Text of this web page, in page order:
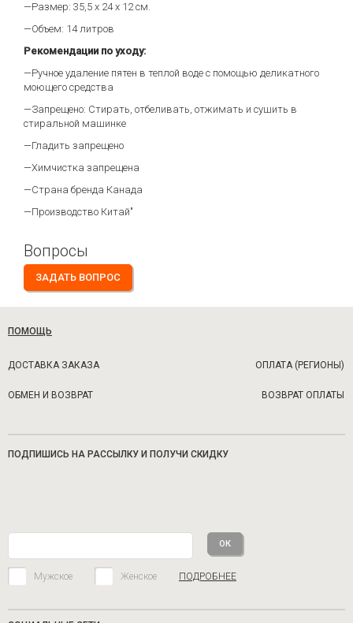
—Размер: 35,5 х 24 х 12 см.
—Объем: 14 литров
Рекомендации по уходу:
—Ручное удаление пятен в теплой воде с помощью деликатного
моющего средства
—Запрещено: Стирать, отбеливать, отжимать и сушить в
стиральной машинке
—Гладить запрещено
—Химчистка запрещена
—Страна бренда Канада
—Производство Китай"
Вопросы
ЗАДАТЬ ВОПРОС
ПОМОЩЬ
ДОСТАВКА ЗАКАЗА ОПЛАТА (РЕГИОНЫ)
ОБМЕН И ВОЗВРАТ ВОЗВРАТ ОПЛАТЫ
ПОДПИШИСЬ НА РАССЫЛКУ И ПОЛУЧИ СКИДКУ
Мужское Женское ПОДРОБНЕЕ